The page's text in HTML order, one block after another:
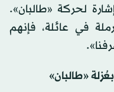
لحركة «طالبان».
في عائلة، فإنهم
«طالبان»